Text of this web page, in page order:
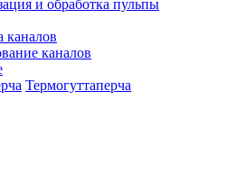
и обработка пульпы
каналов
каналов
Термогуттаперча